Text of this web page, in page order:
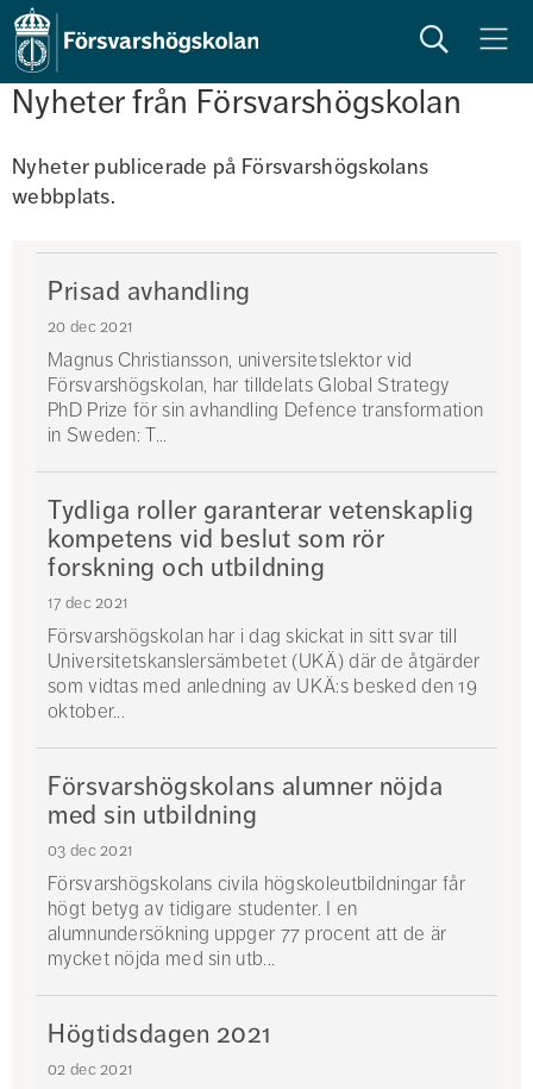
Sök Meny
Nyheter från Försvarshögskolan
Nyheter publicerade på Försvarshögskolans
webbplats.
Prisad avhandling
20 dec 2021
Magnus Christiansson, universitetslektor vid
Försvarshögskolan, har tilldelats Global Strategy
PhD Prize för sin avhandling Defence transformation
in Sweden: T...
Tydliga roller garanterar vetenskaplig
kompetens vid beslut som rör
forskning och utbildning
17 dec 2021
Försvarshögskolan har i dag skickat in sitt svar till
Universitetskanslersämbetet (UKÄ) där de åtgärder
som vidtas med anledning av UKÄ:s besked den 19
oktober...
Försvarshögskolans alumner nöjda
med sin utbildning
03 dec 2021
Försvarshögskolans civila högskoleutbildningar får
högt betyg av tidigare studenter. I en
alumnundersökning uppger 77 procent att de är
mycket nöjda med sin utb...
Högtidsdagen 2021
02 dec 2021